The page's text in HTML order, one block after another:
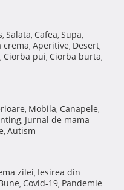
, Salata, Cafea, Supa,
crema, Aperitive, Desert,
, Ciorba pui, Ciorba burta,
, Mobila, Canapele,
, Jurnal de mama
, Autism
zilei, Iesirea din
, Covid-19, Pandemie